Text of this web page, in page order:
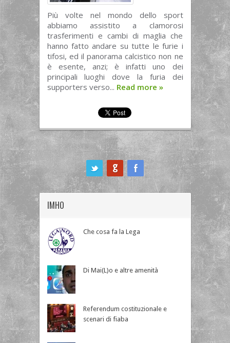
Più volte nel mondo dello sport
abbiamo assistito a clamorosi
trasferimenti e cambi di maglia che
hanno fatto andare su tutte le furie i
tifosi, ed il panorama calcistico non ne
è esente, anzi; è infatti uno dei
principali luoghi dove la furia dei
supporters verso... Read more »
IMHO
Che cosa fa la Lega
Di Mai(L)o e altre amenità
Referendum costituzionale e
scenari di fiaba